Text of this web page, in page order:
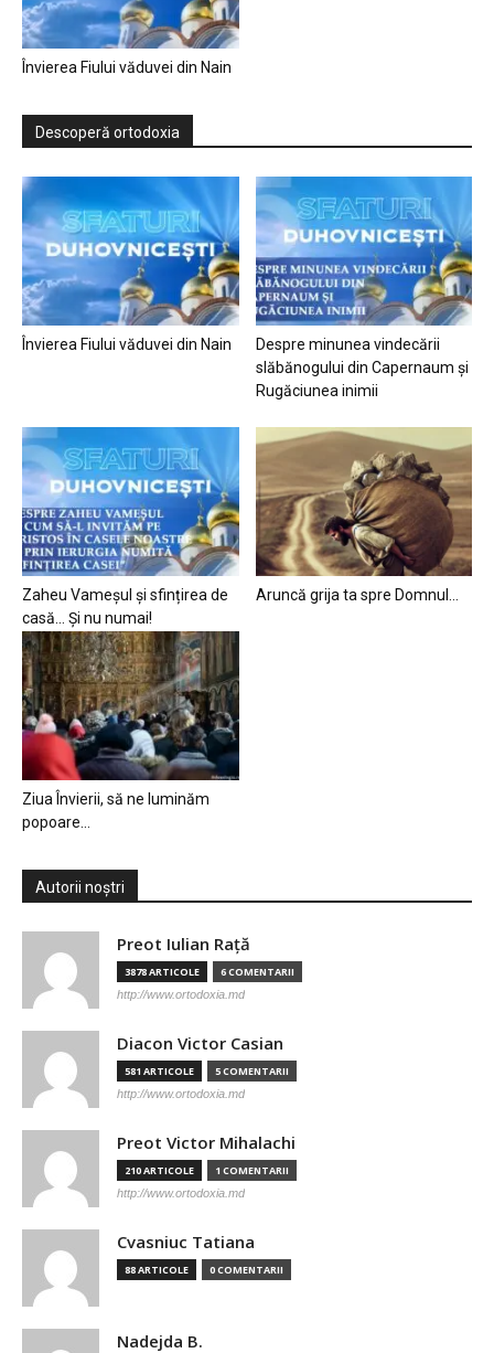
Învierea Fiului văduvei din Nain
Descoperă ortodoxia
Învierea Fiului văduvei din Nain
Despre minunea vindecării
slăbănogului din Capernaum și
Rugăciunea inimii
Zaheu Vameșul și sfințirea de
casă… Și nu numai!
Aruncă grija ta spre Domnul…
Ziua Învierii, să ne luminăm
popoare…
Autorii noștri
Preot Iulian Raţă
3878 ARTICOLE 6 COMENTARII
http://www.ortodoxia.md
Diacon Victor Casian
581 ARTICOLE 5 COMENTARII
http://www.ortodoxia.md
Preot Victor Mihalachi
210 ARTICOLE 1 COMENTARII
http://www.ortodoxia.md
Cvasniuc Tatiana
88 ARTICOLE 0 COMENTARII
Nadejda B.